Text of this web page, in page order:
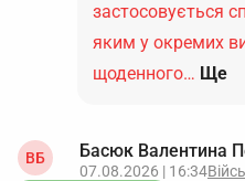
застосовується
яким у окремих
щоденного… Ще
ВБ Басюк Валентина
07.08.2026 | 16:34